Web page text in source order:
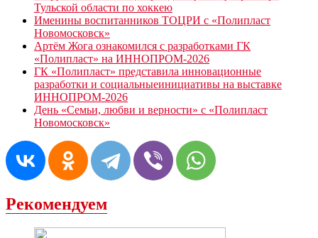
Тульской области по хоккею
Именины воспитанников ТОЦРИ с «Полипласт
Новомосковск»
Артём Жога ознакомился с разработками ГК
«Полипласт» на ИННОПРОМ-2026
ГК «Полипласт» представила инновационные
разработки и социальныеинициативы на выставке
ИННОПРОМ-2026
День «Семьи, любви и верности» с «Полипласт
Новомосковск»
Рекомендуем